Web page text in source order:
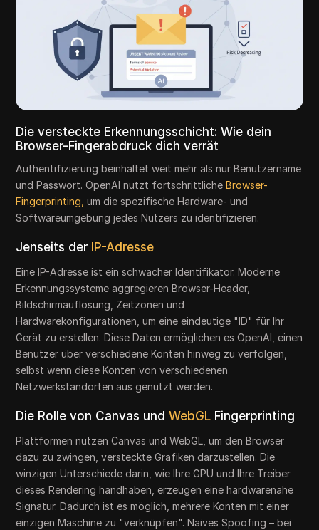
Die versteckte Erkennungsschicht: Wie dein
Browser-Fingerabdruck dich verrät
Authentifizierung beinhaltet weit mehr als nur Benutzername
und Passwort. OpenAI nutzt fortschrittlicheBrowser-
Fingerprinting, um die spezifische Hardware- und
Softwareumgebung jedes Nutzers zu identifizieren.
Jenseits der IP-Adresse
Eine IP-Adresse ist ein schwacher Identifikator. Moderne
Erkennungssysteme aggregieren Browser-Header,
Bildschirmauflösung, Zeitzonen und
Hardwarekonfigurationen, um eine eindeutige "ID" für Ihr
Gerät zu erstellen. Diese Daten ermöglichen es OpenAI, einen
Benutzer über verschiedene Konten hinweg zu verfolgen,
selbst wenn diese Konten von verschiedenen
Netzwerkstandorten aus genutzt werden.
Die Rolle von Canvas undWebGL Fingerprinting
Plattformen nutzen Canvas und WebGL, um den Browser
dazu zu zwingen, versteckte Grafiken darzustellen. Die
winzigen Unterschiede darin, wie Ihre GPU und Ihre Treiber
dieses Rendering handhaben, erzeugen eine hardwarenahe
Signatur. Dadurch ist es möglich, mehrere Konten mit einer
einzigen Maschine zu "verknüpfen". Naives Spoofing – bei